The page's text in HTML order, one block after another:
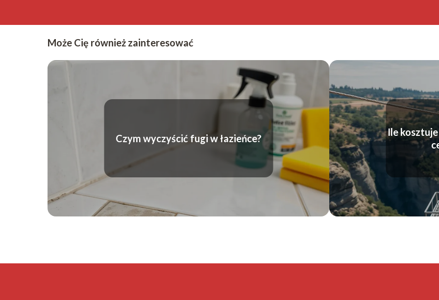
Może Cię również zainteresować
Czym wyczyścić fugi w łazieńce?
Ile